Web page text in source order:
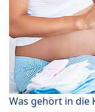
Was gehört in die